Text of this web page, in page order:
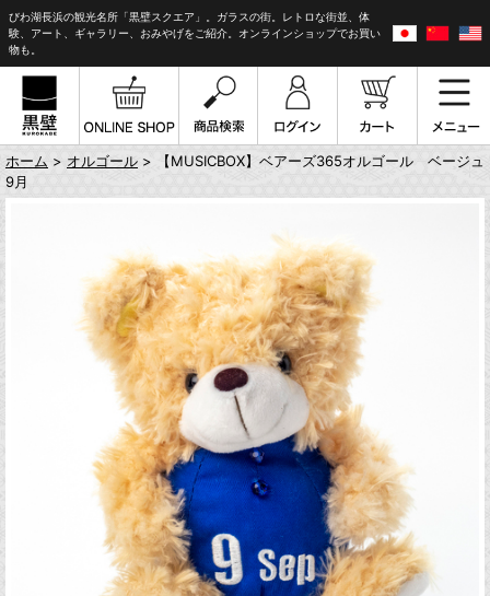
びわ湖長浜の観光名所「黒壁スクエア」。ガラスの街。レトロな街並、体
験、アート、ギャラリー、おみやげをご紹介。オンラインショップでお買い
物も。
ホーム > オルゴール > 【MUSICBOX】ベアーズ365オルゴール ベージュ
9月